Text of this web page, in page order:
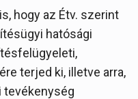
hogy az Étv. szerint
hatósági
terjed ki, illetve arra,
tevékenység